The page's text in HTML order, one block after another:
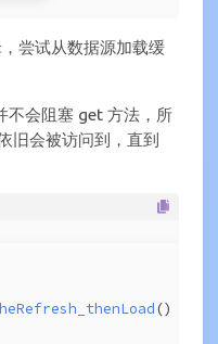
尝试从数据源加载缓
不会阻塞 get 方法，所
旧会被访问到，直到
()